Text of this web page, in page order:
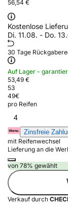
56,54 €
Kostenlose
Di. 11.08. - Do.
30 Tage
Auf Lager -
53,49 €
53
49€
pro Reifen
4
Zinsfreie
mit Reifenwechsel
Lieferung an die
von 78% gewählt
Verkauf durch